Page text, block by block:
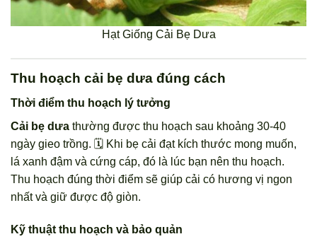
Hạt Giống Cải Bẹ Dưa
Thu hoạch cải bẹ dưa đúng cách
Thời điểm thu hoạch lý tưởng
Cải bẹ dưa thường được thu hoạch sau khoảng 30-40
ngày gieo trồng. 🗓️ Khi bẹ cải đạt kích thước mong muốn,
lá xanh đậm và cứng cáp, đó là lúc bạn nên thu hoạch.
Thu hoạch đúng thời điểm sẽ giúp cải có hương vị ngon
nhất và giữ được độ giòn.
Kỹ thuật thu hoạch và bảo quản